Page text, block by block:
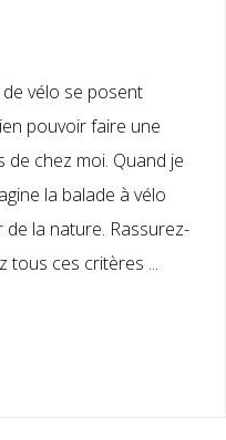
vélo se posent
pouvoir faire une
chez moi. Quand je
la balade à vélo
la nature. Rassurez-
tous ces critères ...